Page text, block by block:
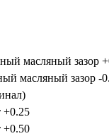
масляный зазор
масляный зазор -
+0.25
+0.50